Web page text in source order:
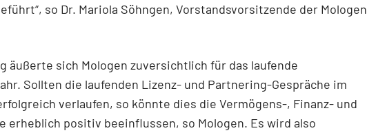
so Dr. Mariola Söhngen, Vorstandsvorsitzende der Mologen
äußerte sich Mologen zuversichtlich für das laufende
Sollten die laufenden Lizenz- und Partnering-Gespräche im
verlaufen, so könnte dies die Vermögens-, Finanz- und
erheblich positiv beeinflussen, so Mologen. Es wird also